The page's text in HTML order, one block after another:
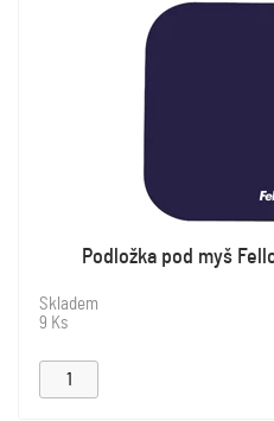
Podložka pod myš
Skladem
9 Ks